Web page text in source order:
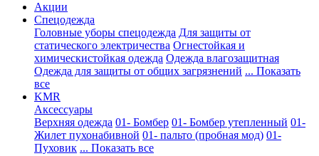
Акции
Спецодежда
Головные уборы спецодежда Для защиты от
статического электричества Огнестойкая и
химическистойкая одежда Одежда влагозащитная
Одежда для защиты от общих загрязнений ... Показать
все
KMR
Аксессуары
Верхняя одежда 01- Бомбер 01- Бомбер утепленный 01-
Жилет пухонабивной 01- пальто (пробная мод) 01-
Пуховик ... Показать все